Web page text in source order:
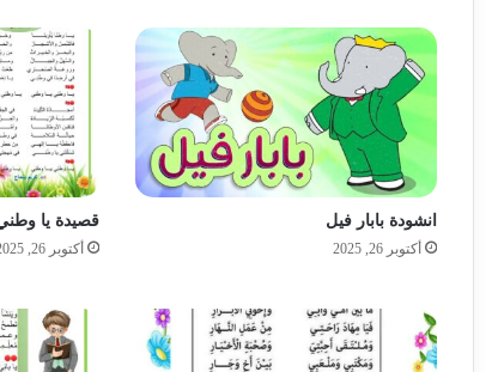
انشودة بابار فيل
أكتوبر 26, 2025
قصيدة يا
أكتوبر 26, 2025